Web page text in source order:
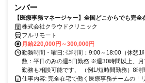
ンバー
【医療事務マネージャー】全国どこからでも完
る司令塔◆算定・レセプト経験を活かしてキャリ
株式会社クラウドクリニック
フルリモート
月給220,000円～300,000円
勤務時間・曜日: ◎時間：9:00～18:00（休憩1
数：平日のみの週5日勤務 ※週30時間以上、
勤務も相談可能です。 （例1/短時間勤務）8時
仕事内容: 完全在宅で働く医療事務チームの「